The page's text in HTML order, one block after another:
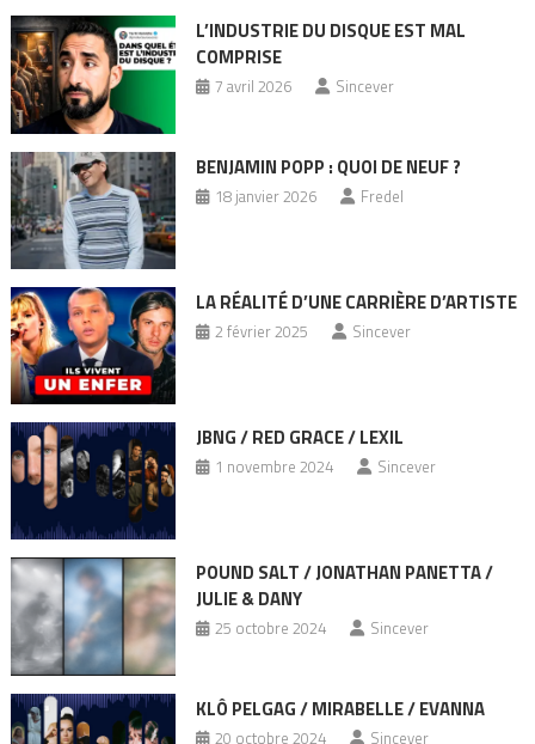
L’INDUSTRIE DU DISQUE EST MAL
COMPRISE
7 avril 2026 Sincever
BENJAMIN POPP : QUOI DE NEUF ?
18 janvier 2026 Fredel
LA RÉALITÉ D’UNE CARRIÈRE D’ARTISTE
2 février 2025 Sincever
JBNG / RED GRACE / LEXIL
1 novembre 2024 Sincever
POUND SALT / JONATHAN PANETTA /
JULIE & DANY
25 octobre 2024 Sincever
KLÔ PELGAG / MIRABELLE / EVANNA
20 octobre 2024 Sincever